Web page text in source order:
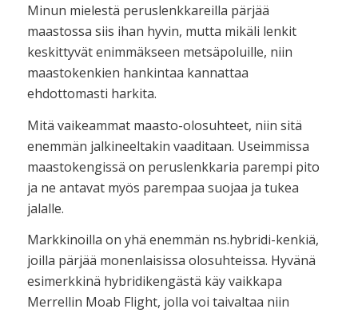
Minun mielestä peruslenkkareilla pärjää
maastossa siis ihan hyvin, mutta mikäli lenkit
keskittyvät enimmäkseen metsäpoluille, niin
maastokenkien hankintaa kannattaa
ehdottomasti harkita.
Mitä vaikeammat maasto-olosuhteet, niin sitä
enemmän jalkineeltakin vaaditaan. Useimmissa
maastokengissä on peruslenkkaria parempi pito
ja ne antavat myös parempaa suojaa ja tukea
jalalle.
Markkinoilla on yhä enemmän ns.hybridi-kenkiä,
joilla pärjää monenlaisissa olosuhteissa. Hyvänä
esimerkkinä hybridikengästä käy vaikkapa
Merrellin Moab Flight, jolla voi taivaltaa niin